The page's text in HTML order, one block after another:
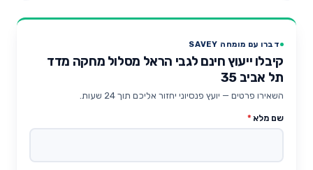
דברו עם מומחה SAVEY
קיבלו ייעוץ חינם לגבי הראל מסלול מחקה מדד
תל אביב 35
השאירו פרטים — יועץ פנסיוני יחזור אליכם תוך 24 שעות.
שם מלא *